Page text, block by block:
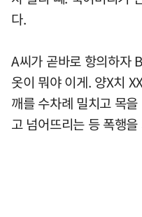
다.
A씨가 곧바로 항의하자
옷이 뭐야 이게. 양X치
깨를 수차례 밀치고 목
고 넘어뜨리는 등 폭행